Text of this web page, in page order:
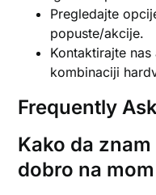
Pregledajte
popuste/akcije.
Kontaktirajte
kombinaciji
Frequently
Kako da
dobro na